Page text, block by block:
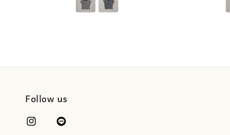
Follow us